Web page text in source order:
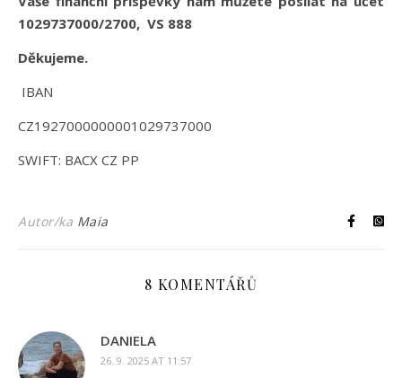
1029737000/2700, VS 888
Děkujeme.
IBAN
CZ1927000000001029737000
SWIFT: BACX CZ PP
Autor/ka Maia
8 KOMENTÁŘŮ
DANIELA
26. 9. 2025 AT 11:57